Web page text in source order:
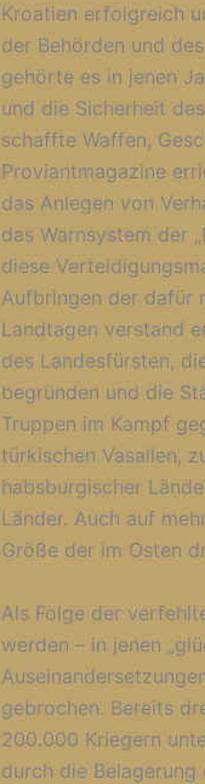
Kroatien erfolgreich
der Behörden und
gehörte es in jenen
und die Sicherheit
schaffte Waffen,
Proviantmagazine
das Anlegen von
das Warnsystem der
diese
Aufbringen der dafür
Landtagen verstand
des Landesfürsten,
begründen und die
Truppen im Kampf
türkischen Vasallen,
habsburgischer
Länder. Auch auf
Größe der im Osten
Als Folge der
werden – in jenen
gebrochen. Bereits
200.000 Kriegern
durch die Belagerung